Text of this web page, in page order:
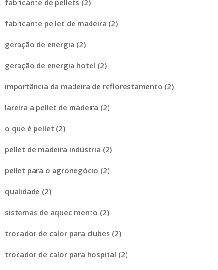
fabricante de pellets (2)
fabricante pellet de madeira (2)
geração de energia (2)
geração de energia hotel (2)
importância da madeira de reflorestamento (2)
lareira a pellet de madeira (2)
o que é pellet (2)
pellet de madeira indústria (2)
pellet para o agronegócio (2)
qualidade (2)
sistemas de aquecimento (2)
trocador de calor para clubes (2)
trocador de calor para hospital (2)